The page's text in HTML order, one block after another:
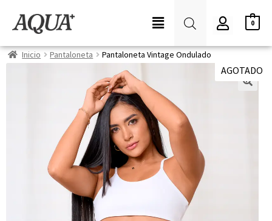
0
Inicio Pantaloneta Pantaloneta Vintage Ondulado
AGOTADO